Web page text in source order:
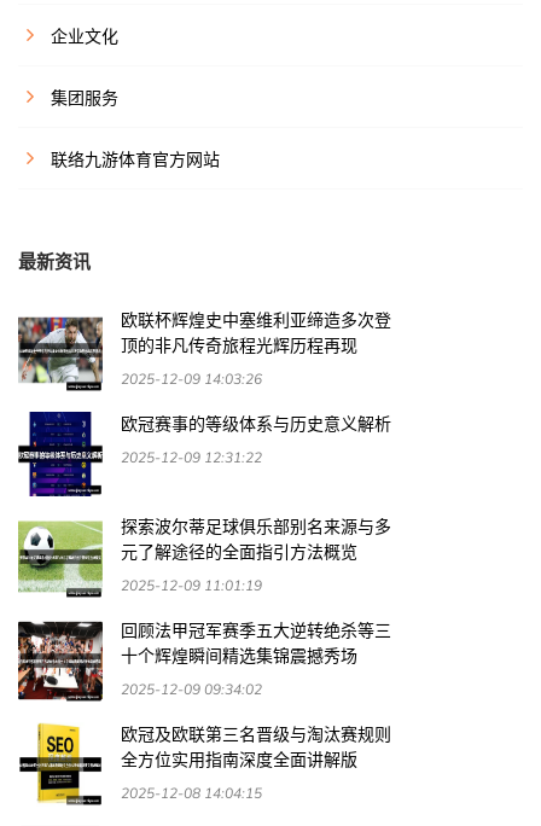
企业文化
集团服务
联络九游体育官方网站
最新资讯
欧联杯辉煌史中塞维利亚缔造多次登
顶的非凡传奇旅程光辉历程再现
2025-12-09 14:03:26
欧冠赛事的等级体系与历史意义解析
2025-12-09 12:31:22
探索波尔蒂足球俱乐部别名来源与多
元了解途径的全面指引方法概览
2025-12-09 11:01:19
回顾法甲冠军赛季五大逆转绝杀等三
十个辉煌瞬间精选集锦震撼秀场
2025-12-09 09:34:02
欧冠及欧联第三名晋级与淘汰赛规则
全方位实用指南深度全面讲解版
2025-12-08 14:04:15